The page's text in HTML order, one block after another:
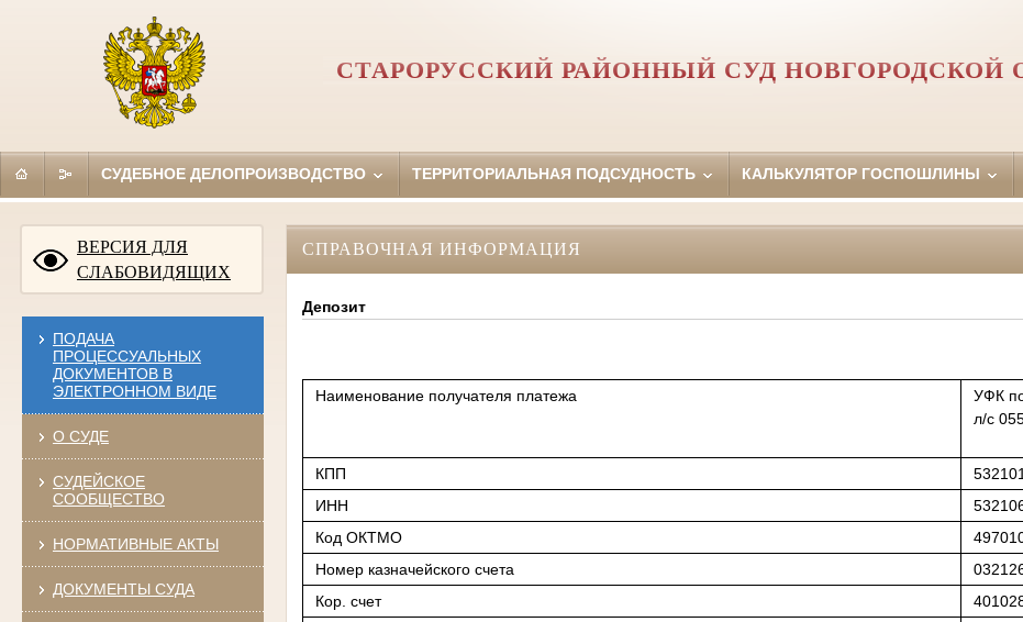
СТАРОРУССКИЙ РАЙОННЫЙ СУД НОВГОРОДСКОЙ
СУДЕБНОЕ ДЕЛОПРОИЗВОДСТВО ТЕРРИТОРИАЛЬНАЯ ПОДСУДНОСТЬ КАЛЬКУЛЯТОР ГОСПОШЛИНЫ
ВЕРСИЯ ДЛЯ
СЛАБОВИДЯЩИХ
ПОДАЧА
ПРОЦЕССУАЛЬНЫХ
ДОКУМЕНТОВ В
ЭЛЕКТРОННОМ ВИДЕ
О СУДЕ
СУДЕЙСКОЕ
СООБЩЕСТВО
НОРМАТИВНЫЕ АКТЫ
ДОКУМЕНТЫ СУДА
СПРАВОЧНАЯ ИНФОРМАЦИЯ
Депозит
Наименование получателя платежа
УФК
л/с
КПП
ИНН
Код ОКТМО
Номер казначейского счета
Кор. счет